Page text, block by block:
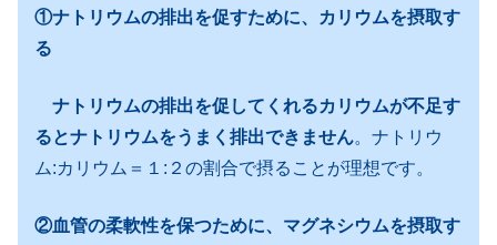
①ナトリウムの排出を促すために、カリウムを摂取す
る
ナトリウムの排出を促してくれるカリウムが不足す
るとナトリウムをうまく排出できません。ナトリウ
ム:カリウム＝１:２の割合で摂ることが理想です。
②血管の柔軟性を保つために、マグネシウムを摂取す